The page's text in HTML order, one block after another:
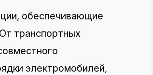
обеспечивающие
транспортных
электромобилей,